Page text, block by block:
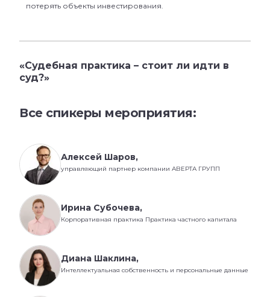
потерять объекты инвестирования.
«Судебная практика – стоит ли идти в
суд?»
Все спикеры мероприятия:
Алексей Шаров,
управляющий партнер компании АВЕРТА ГРУПП
Ирина Субочева,
Корпоративная практика Практика частного капитала
Диана Шаклина,
Интеллектуальная собственность и персональные данные